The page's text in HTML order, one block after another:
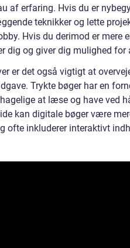
af erfaring. Hvis du er
teknikker og lette
Hvis du derimod er mere
dig og giver dig mulighed
er det også vigtigt at
Trykte bøger har en
at læse og have ved
kan digitale bøger være
ofte inkluderer interaktivt